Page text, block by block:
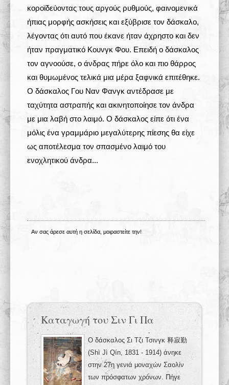
κοροϊδεύοντας τους αργούς ρυθμούς, φαινομενικά
ήπιας μορφής ασκήσεις και εξύβρισε τον δάσκαλο,
λέγοντας ότι αυτό που έκανε ήταν άχρηστο και δεν
ήταν πραγματικό Κουνγκ Φου. Επειδή ο δάσκαλος
τον αγνοούσε, ο άνδρας πήρε όλο και πιο θάρρος
και θυμωμένος τελικά μια μέρα ξαφνικά επιτέθηκε.
Ο δάσκαλος Γου Ναν Φανγκ αντέδρασε με
ταχύτητα αστραπής και ακινητοποίησε τον άνδρα
με μια λαβή στο λαιμό. Ο δάσκαλος είπε ότι ένα
μόλις ένα γραμμάριο μεγαλύτερης πίεσης θα είχε
ως αποτέλεσμα τον σπασμένο λαιμό του
ενοχλητικού άνδρα...
Αν σας άρεσε αυτή η σελίδα, μοιραστείτε την!
Καταγωγή του Σιν Γι Πα
Ο δάσκαλος Σι Τζι Τσινγκ 释寂勤
(Shì Jì Qín, 1831 - 1914) άνηκε
στην 27η γενιά μοναχών Σαολίν
των πρόσφατων χρόνων. Πήγε